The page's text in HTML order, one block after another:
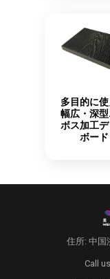
多目的に
幅広・深
ボス加工
ボード
住所: 中国
Call